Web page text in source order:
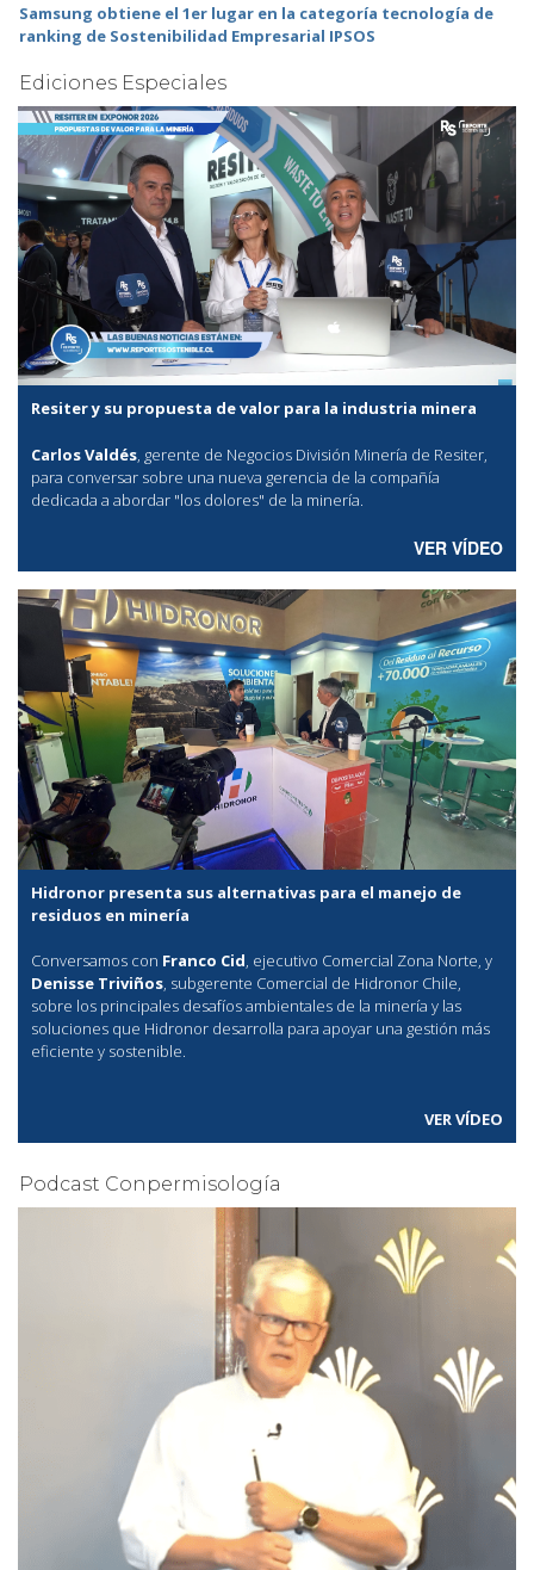
Samsung obtiene el 1er lugar en la categoría tecnología de
ranking de Sostenibilidad Empresarial IPSOS
Ediciones Especiales
Resiter y su propuesta de valor para la industria minera
Carlos Valdés, gerente de Negocios División Minería de Resiter,
para conversar sobre una nueva gerencia de la compañía
dedicada a abordar "los dolores" de la minería.
VER VÍDEO
Hidronor presenta sus alternativas para el manejo de
residuos en minería
Conversamos con Franco Cid, ejecutivo Comercial Zona Norte, y
Denisse Triviños, subgerente Comercial de Hidronor Chile,
sobre los principales desafíos ambientales de la minería y las
soluciones que Hidronor desarrolla para apoyar una gestión más
eficiente y sostenible.
VER VÍDEO
Podcast Conpermisología